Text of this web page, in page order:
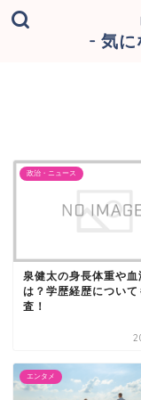
- 気に
政治・ニュース
泉健太の身長体重や血
は？学歴経歴について
査！
エンタメ